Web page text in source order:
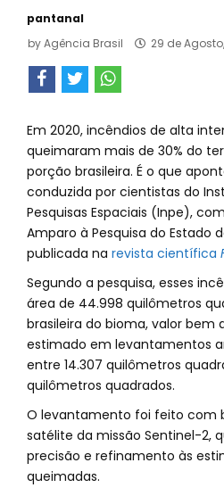
pantanal
byAgência Brasil 29 de
Em 2020, incêndios de alta
queimaram mais de 30% do
porção brasileira. É o que
conduzida por cientistas do
Pesquisas Espaciais (Inpe),
Amparo à Pesquisa do Estado
publicada na revista científica
Segundo a pesquisa, esses
área de 44.998 quilômetros
brasileira do bioma, valor bem
estimado em levantamentos
entre 14.307 quilômetros
quilômetros quadrados.
O levantamento foi feito com
satélite da missão Sentinel-2,
precisão e refinamento às
queimadas.